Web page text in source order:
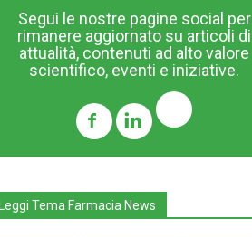
Segui le nostre pagine social per
rimanere aggiornato su articoli di
attualità, contenuti ad alto valore
scientifico, eventi e iniziative.
Tema Farmacia News